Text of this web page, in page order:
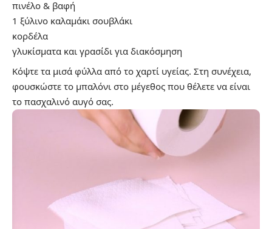
πινέλο & βαφή
1 ξύλινο καλαμάκι σουβλάκι
κορδέλα
γλυκίσματα και γρασίδι για διακόσμηση
Κόψτε τα μισά φύλλα από το χαρτί υγείας. Στη συνέχεια,
φουσκώστε το μπαλόνι στο μέγεθος που θέλετε να είναι
το πασχαλινό αυγό σας.